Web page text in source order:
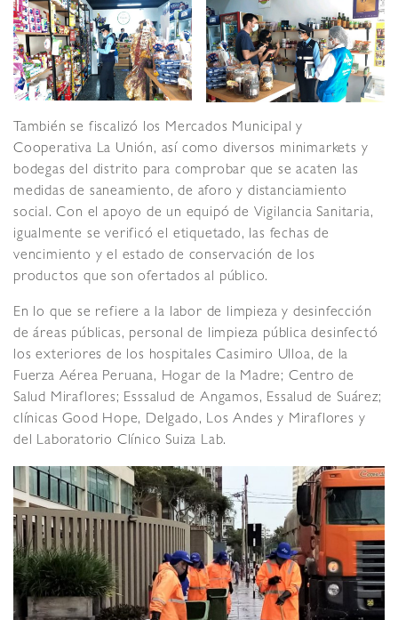
También se fiscalizó los Mercados Municipal y
Cooperativa La Unión, así como diversos minimarkets y
bodegas del distrito para comprobar que se acaten las
medidas de saneamiento, de aforo y distanciamiento
social. Con el apoyo de un equipó de Vigilancia Sanitaria,
igualmente se verificó el etiquetado, las fechas de
vencimiento y el estado de conservación de los
productos que son ofertados al público.
En lo que se refiere a la labor de limpieza y desinfección
de áreas públicas, personal de limpieza pública desinfectó
los exteriores de los hospitales Casimiro Ulloa, de la
Fuerza Aérea Peruana, Hogar de la Madre; Centro de
Salud Miraflores; Esssalud de Angamos, Essalud de Suárez;
clínicas Good Hope, Delgado, Los Andes y Miraflores y
del Laboratorio Clínico Suiza Lab.